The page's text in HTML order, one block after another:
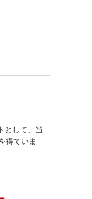
として、当
得ていま